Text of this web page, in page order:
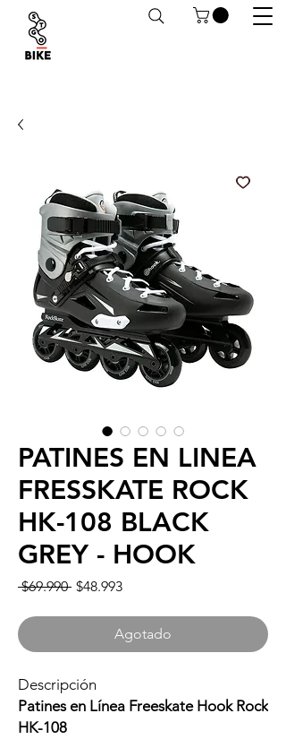
Despachos a todo Chile. Retiro en tiendas
PATINES EN LINEA
FRESSKATE ROCK
HK-108 BLACK
GREY - HOOK
$69.990 Precio
$48.993Precio
oferta
Agotado
Descripción
Patines en Línea Freeskate Hook Rock
HK-108